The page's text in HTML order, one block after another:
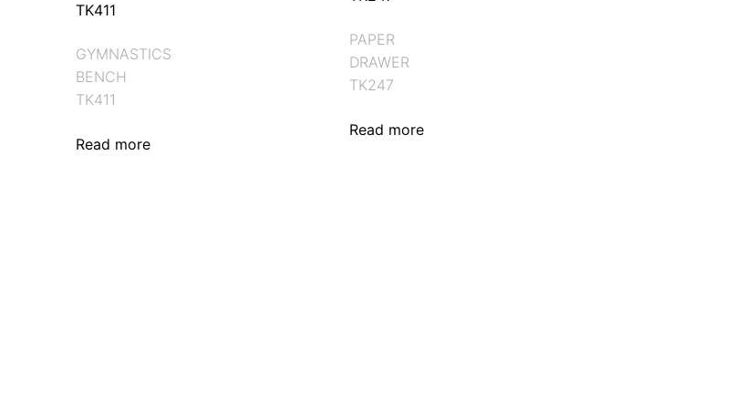
GYMNASTICS
BENCH
TK411
Read more
PAPER
DRAWER
TK247
Read more